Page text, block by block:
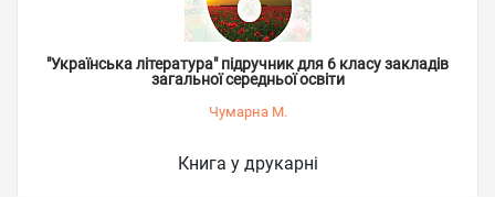
"Українська література" підручник для 6 класу закладів
загальної середньої освіти
Чумарна М.
Книга у друкарні